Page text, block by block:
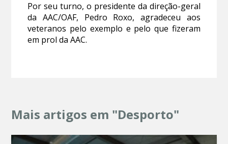
Por seu turno, o presidente da direção-geral
da AAC/OAF, Pedro Roxo, agradeceu aos
veteranos pelo exemplo e pelo que fizeram
em prol da AAC.
Mais artigos em "Desporto"